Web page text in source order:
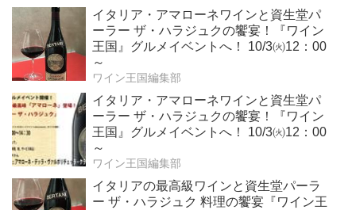
イタリア・アマローネワインと資生堂パ
ーラー ザ・ハラジュクの饗宴！『ワイン
王国』グルメイベントへ！ 10/3㈫12：00
～
ワイン王国編集部
イタリア・アマローネワインと資生堂パ
ーラー ザ・ハラジュクの饗宴！『ワイン
王国』グルメイベントへ！ 10/3㈫12：00
～
ワイン王国編集部
イタリアの最高級ワインと資生堂パーラ
ー ザ・ハラジュク 料理の饗宴『ワイン王